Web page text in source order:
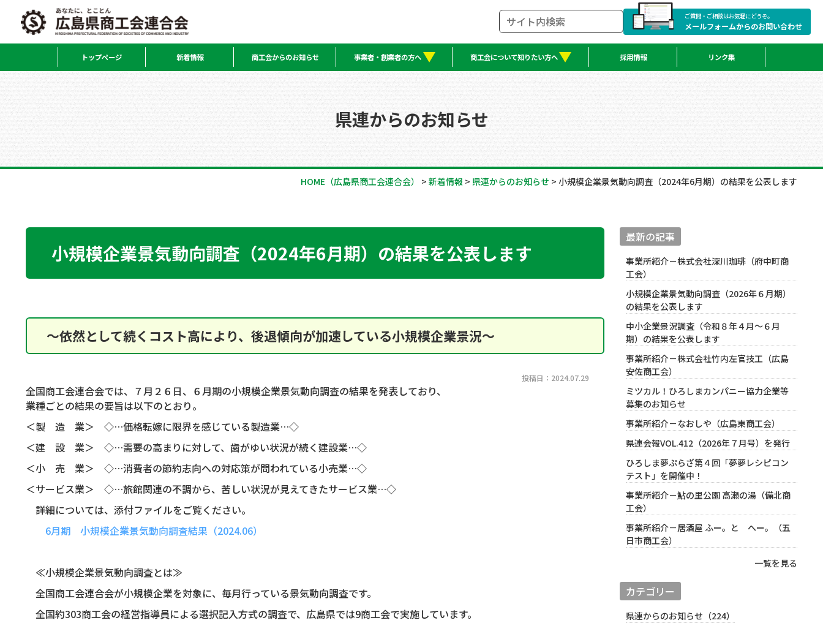
ご質問・ご相談はお気軽にどうぞ。
メールフォームからのお問い合わせ
トップページ 新着情報 商工会からのお知らせ 事業者・創業者の方へ 商工会について知りたい方へ 採用情報 リンク集
県連からのお知らせ
HOME （広島県商工会連合会） > 新着情報 > 県連からのお知らせ > 小規模企業景気動向調査（2024年6月期）の結果を公表します
小規模企業景気動向調査（2024年6月期）の結果を公表します
～依然として続くコスト高により、後退傾向が加速している小規模企業景況～
投稿日：2024.07.29
全国商工会連合会では、７月２６日、６月期の小規模企業景気動向調査の結果を発表しており、
業種ごとの結果の要旨は以下のとおり。
＜製 造 業＞ ◇…価格転嫁に限界を感じている製造業…◇
＜建 設 業＞ ◇…需要の高まりに対して、歯がゆい状況が続く建設業…◇
＜小 売 業＞ ◇…消費者の節約志向への対応策が問われている小売業…◇
＜サービス業＞ ◇…旅館関連の不調から、苦しい状況が見えてきたサービス業…◇
詳細については、添付ファイルをご覧ください。
6月期 小規模企業景気動向調査結果（2024.06）
≪小規模企業景気動向調査とは≫
全国商工会連合会が小規模企業を対象に、毎月行っている景気動向調査です。
全国約303商工会の経営指導員による選択記入方式の調査で、広島県では9商工会で実施しています。
最新の記事
事業所紹介－株式会社深川珈琲（府中町商
工会）
小規模企業景気動向調査（2026年６月期）
の結果を公表します
中小企業景況調査（令和８年４月～６月
期）の結果を公表します
事業所紹介－株式会社竹内左官技工（広島
安佐商工会）
ミツカル！ひろしまカンパニー協力企業等
募集のお知らせ
事業所紹介－なおしや（広島東商工会）
県連会報VOL.412（2026年７月号）を発行
ひろしま夢ぷらざ第４回「夢夢レシピコン
テスト」を開催中！
事業所紹介－鮎の里公園 高瀬の湯（備北商
工会）
事業所紹介－居酒屋 ふー。と へー。（五
日市商工会）
一覧を見る
カテゴリー
県連からのお知らせ（224）